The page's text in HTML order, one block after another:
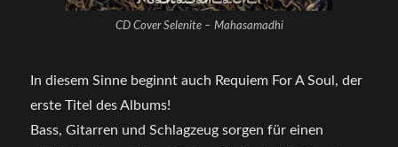
CD Cover Selenite – Mahasamadhi
In diesem Sinne beginnt auch Requiem For A Soul, der
erste Titel des Albums!
Bass, Gitarren und Schlagzeug sorgen für einen